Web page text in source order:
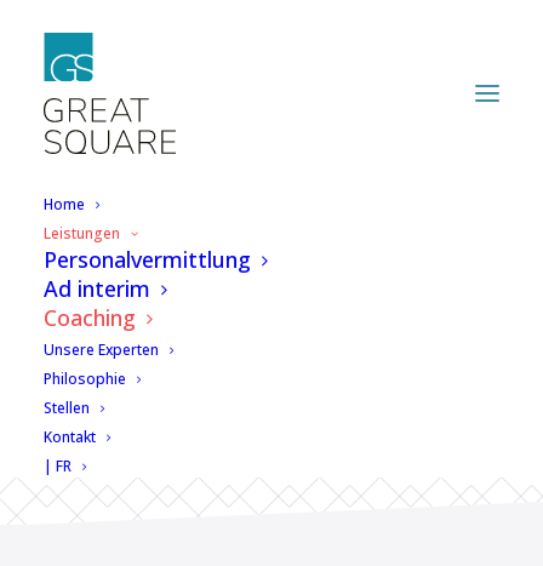
Home
Leistungen
Personalvermittlung
Ad interim
Coaching
Unsere Experten
Philosophie
Stellen
Kontakt
| FR
Der Schlüssel zu
einer langfristig
erfolgreichen
Stellenbesetzung